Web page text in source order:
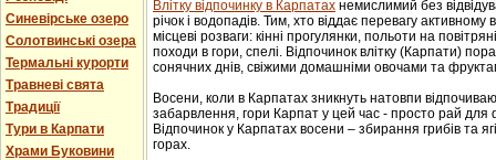
Синевірське озеро
Солотвинські озера
Термальні курорти
Травневі свята
Традиції
Тури в Карпати
Храми Буковини
Влітку відпочинку в Карпатах немислимий без
річок і водопадів. Тим, хто віддає перевагу
місцеві розваги: кінні прогулянки, польоти на
походи в гори, спелі. Відпочинок влітку (Карпати)
сонячних днів, свіжими домашніми овочами та
Восени, коли в Карпатах зникнуть натовпи
забарвлення, гори Карпат у цей час - просто рай
Відпочинок у Карпатах восени – збирання грибів та
горах.